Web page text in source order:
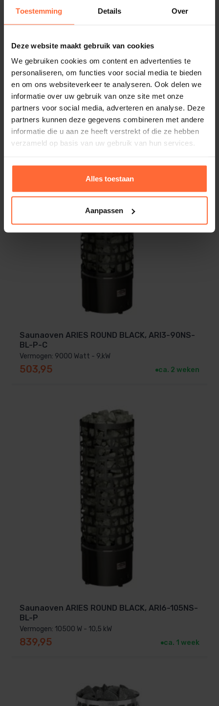
Toestemming Details Over
Deze website maakt gebruik van cookies
We gebruiken cookies om content en advertenties te
personaliseren, om functies voor social media te bieden
en om ons websiteverkeer te analyseren. Ook delen we
informatie over uw gebruik van onze site met onze
partners voor social media, adverteren en analyse. Deze
partners kunnen deze gegevens combineren met andere
informatie die u aan ze heeft verstrekt of die ze hebben
verzameld op basis van uw gebruik van hun services.
Alles toestaan
Aanpassen
Saunaoven ARIES ROUND BLACK, ARI3-90Ni2-
BL-P-C
628,95 ca. 5 weken
Saunaoven ARIES ROUND BLACK, ARI3-90NS-
BL-P-C
Vermogen: 9000 Watt - 9,kW
503,95 ca. 2 weken
Saunaoven ARIES ROUND BLACK, ARI6-105NS-
BL-P
Vermogen: 10500 W - 10,5 kW
839,95 ca. 1 week